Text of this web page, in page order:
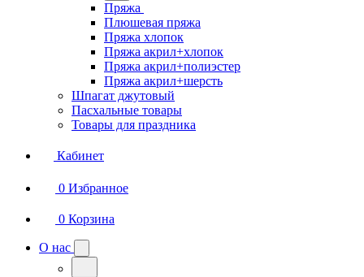
Пряжа
Плюшевая пряжа
Пряжа хлопок
Пряжа акрил+хлопок
Пряжа акрил+полиэстер
Пряжа акрил+шерсть
Шпагат джутовый
Пасхальные товары
Товары для праздника
Кабинет
0 Избранное
0 Корзина
О нас